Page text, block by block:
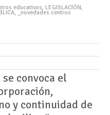
educativos, LEGISLACIÓN,
, _novedades centros
convoca el
y continuidad de